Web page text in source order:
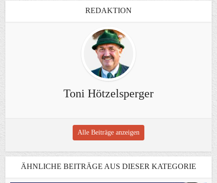
REDAKTION
Toni Hötzelsperger
Alle Beiträge anzeigen
ÄHNLICHE BEITRÄGE AUS DIESER KATEGORIE